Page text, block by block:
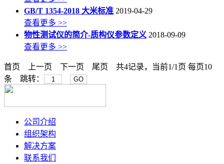
GB/T 1354-2018 大米标准 2019-04-29
查看更多 >>
物性测试仪的简介-质构仪参数定义 2018-09-09
查看更多 >>
首页 上一页 下一页 尾页 共4记录，当前1/1页 每页10
条 跳转：
GO
公司介绍
组织架构
解决方案
联系我们